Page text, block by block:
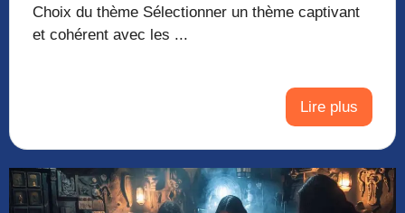
Choix du thème Sélectionner un thème captivant
et cohérent avec les ...
Lire plus